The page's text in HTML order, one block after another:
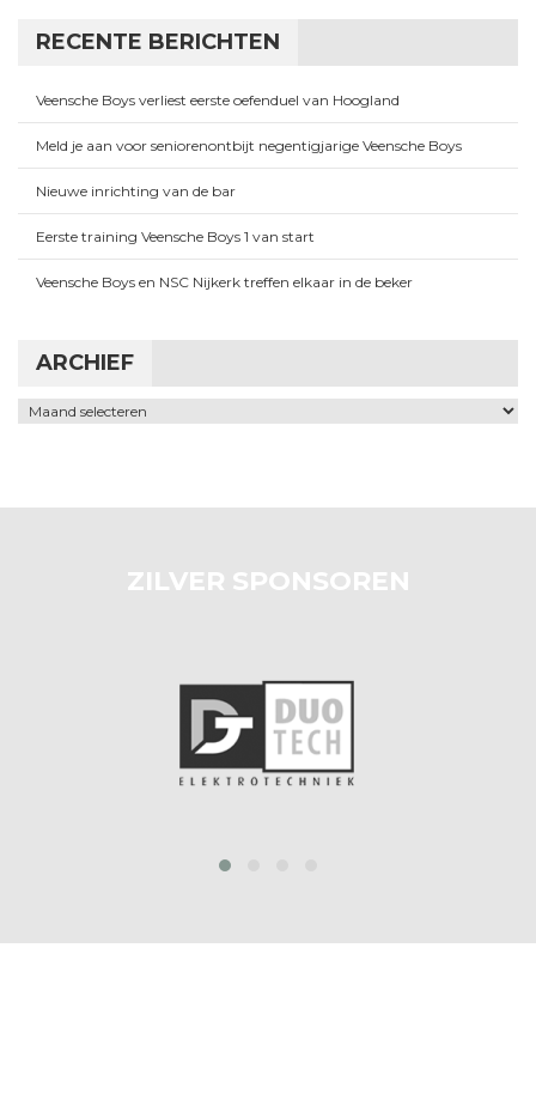
RECENTE BERICHTEN
Veensche Boys verliest eerste oefenduel van Hoogland
Meld je aan voor seniorenontbijt negentigjarige Veensche Boys
Nieuwe inrichting van de bar
Eerste training Veensche Boys 1 van start
Veensche Boys en NSC Nijkerk treffen elkaar in de beker
ARCHIEF
Archief
ZILVER SPONSOREN
prev